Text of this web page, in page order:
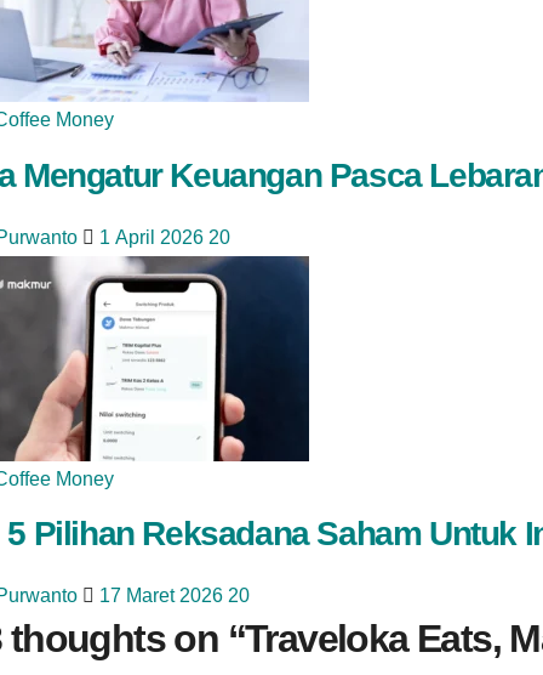
Money
Mengatur Keuangan Pasca
1 April 2026 20
Money
5 Pilihan Reksadana Saham Untuk
17 Maret 2026 20
thoughts on “Traveloka Eats,